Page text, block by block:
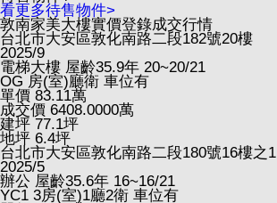
看更多待售物件>
敦南家美大樓實價登錄成交行情
台北市大安區敦化南路二段182號20樓
2025/9
電梯大樓 屋齡35.9年 20~20/21
OG 房(室)廳衛 車位有
單價 83.11萬
成交價 6408.0000萬
建坪 77.1坪
地坪 6.4坪
台北市大安區敦化南路二段180號16樓之1
2025/5
辦公 屋齡35.6年 16~16/21
YC1 3房(室)1廳2衛 車位有